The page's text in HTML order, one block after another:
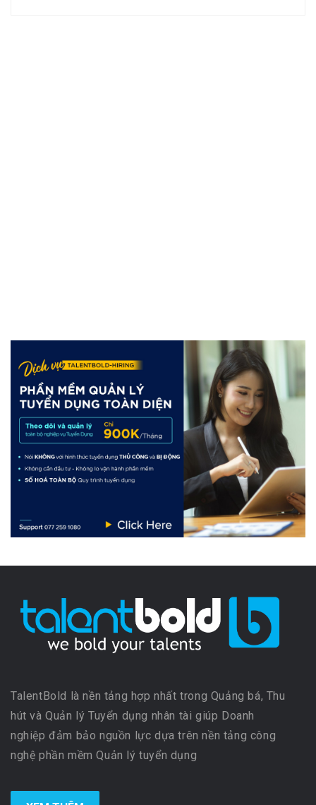
TalentBold là nền tảng hợp nhất trong Quảng bá, Thu
hút và Quản lý Tuyển dụng nhân tài giúp Doanh
nghiệp đảm bảo nguồn lực dựa trên nền tảng công
nghệ phần mềm Quản lý tuyển dụng